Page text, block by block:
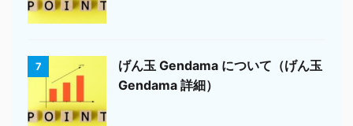
7
げん玉 Gendama について（げん玉
Gendama 詳細）